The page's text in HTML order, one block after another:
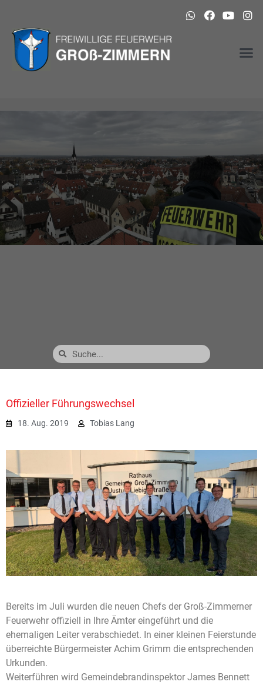
Offizieller Führungswechsel
18. Aug. 2019 Tobias Lang
Bereits im Juli wurden die neuen Chefs der Groß-Zimmerner
Feuerwehr offiziell in Ihre Ämter eingeführt und die
ehemaligen Leiter verabschiedet. In einer kleinen Feierstunde
überreichte Bürgermeister Achim Grimm die entsprechenden
Urkunden.
Weiterführen wird Gemeindebrandinspektor James Bennett